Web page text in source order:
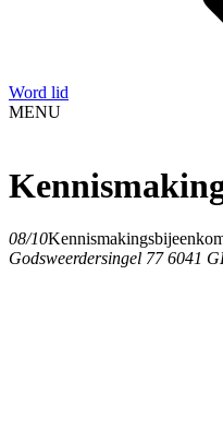
Word lid
MENU
08/10
Godsweerdersingel 77 6041